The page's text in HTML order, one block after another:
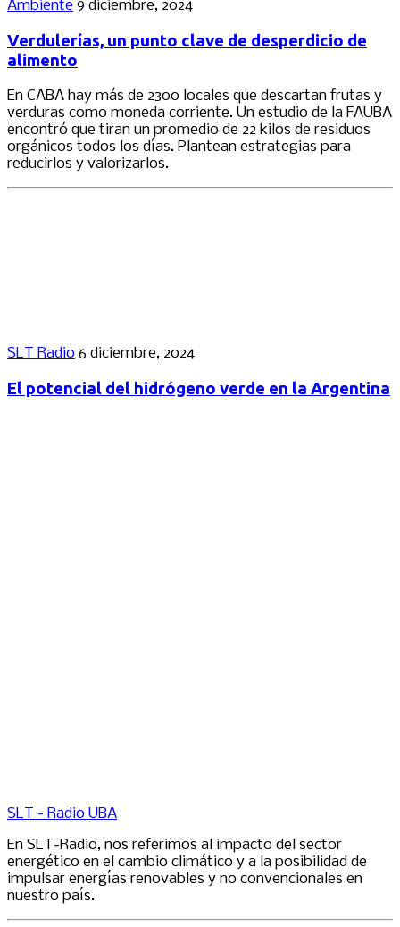
Ambiente 9 diciembre, 2024
Verdulerías, un punto clave de desperdicio de
alimento
En CABA hay más de 2300 locales que descartan frutas y
verduras como moneda corriente. Un estudio de la FAUBA
encontró que tiran un promedio de 22 kilos de residuos
orgánicos todos los días. Plantean estrategias para
reducirlos y valorizarlos.
SLT Radio 6 diciembre, 2024
El potencial del hidrógeno verde en la Argentina
SLT - Radio UBA
En SLT-Radio, nos referimos al impacto del sector
energético en el cambio climático y a la posibilidad de
impulsar energías renovables y no convencionales en
nuestro país.